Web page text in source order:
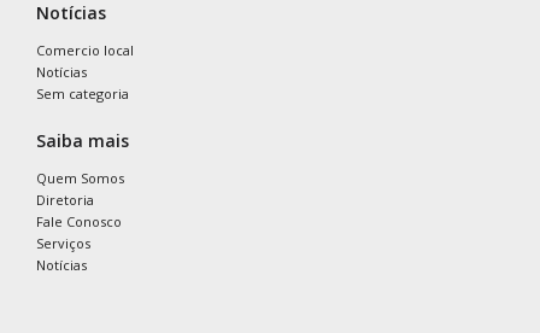
Notícias
Comercio local
Notícias
Sem categoria
Saiba mais
Quem Somos
Diretoria
Fale Conosco
Serviços
Notícias